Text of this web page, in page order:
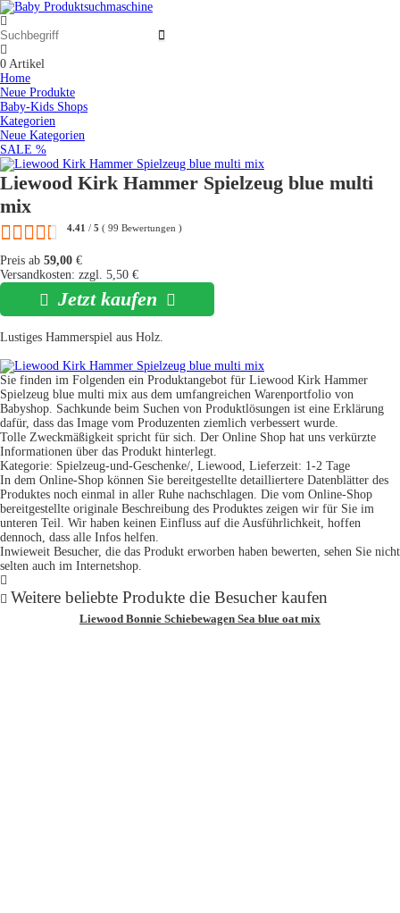
0 Artikel
Home
Neue Produkte
Baby-Kids Shops
Kategorien
Neue Kategorien
SALE %
Liewood Kirk Hammer Spielzeug blue multi
mix
4.41 / 5 ( 99 Bewertungen )
Preis ab 59,00 €
Versandkosten: zzgl. 5,50 €
Jetzt kaufen
Lustiges Hammerspiel aus Holz.
Sie finden im Folgenden ein Produktangebot für Liewood Kirk Hammer
Spielzeug blue multi mix aus dem umfangreichen Warenportfolio von
Babyshop. Sachkunde beim Suchen von Produktlösungen ist eine Erklärung
dafür, dass das Image vom Produzenten ziemlich verbessert wurde.
Tolle Zweckmäßigkeit spricht für sich. Der Online Shop hat uns verkürzte
Informationen über das Produkt hinterlegt.
Kategorie: Spielzeug-und-Geschenke/, Liewood, Lieferzeit: 1-2 Tage
In dem Online-Shop können Sie bereitgestellte detailliertere Datenblätter des
Produktes noch einmal in aller Ruhe nachschlagen. Die vom Online-Shop
bereitgestellte originale Beschreibung des Produktes zeigen wir für Sie im
unteren Teil. Wir haben keinen Einfluss auf die Ausführlichkeit, hoffen
dennoch, dass alle Infos helfen.
Inwieweit Besucher, die das Produkt erworben haben bewerten, sehen Sie nicht
selten auch im Internetshop.
Weitere beliebte Produkte die Besucher kaufen
Liewood Bonnie Schiebewagen Sea blue oat mix